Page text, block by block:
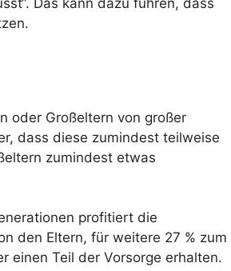
Das kann dazu führen, dass
oder Großeltern von großer
dass diese zumindest teilweise
zumindest etwas
profitiert die
den Eltern, für weitere 27 % zum
einen Teil der Vorsorge erhalten.